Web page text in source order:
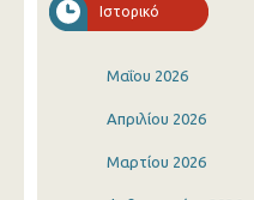
Ιστορικό
Μαΐου 2026
Απριλίου 2026
Μαρτίου 2026